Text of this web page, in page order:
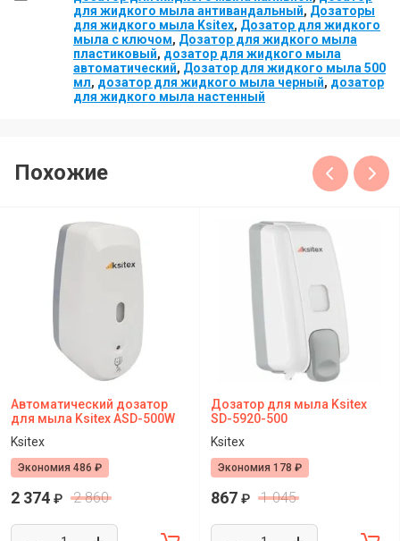
для жидкого мыла антивандальный, Дозаторы
для жидкого мыла Ksitex, Дозатор для жидкого
мыла с ключом, Дозатор для жидкого мыла
пластиковый, дозатор для жидкого мыла
автоматический, Дозатор для жидкого мыла 500
мл, дозатор для жидкого мыла черный, дозатор
для жидкого мыла настенный
Похожие
Автоматический дозатор
для мыла Ksitex ASD-500W
Ksitex
Экономия 486 ₽
2 374 ₽ 2 860
Дозатор для мыла Ksitex
SD-5920-500
Ksitex
Экономия 178 ₽
867 ₽ 1 045